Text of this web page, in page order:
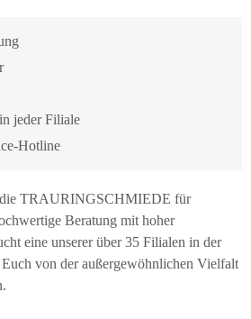
jeder Filiale
Hotline
die TRAURINGSCHMIEDE für
Beratung mit hoher
eine unserer über 35 Filialen in der
von der außergewöhnlichen Vielfalt